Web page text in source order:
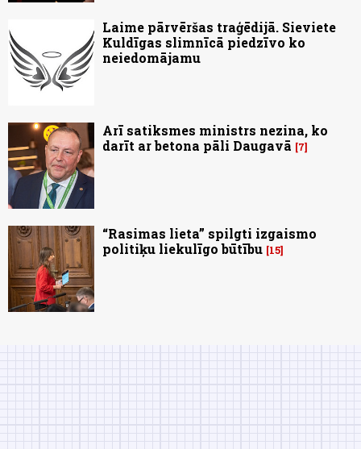
Laime pārvēršas traģēdijā. Sieviete
Kuldīgas slimnīcā piedzīvo ko
neiedomājamu
Arī satiksmes ministrs nezina, ko
darīt ar betona pāli Daugavā
7
“Rasimas lieta” spilgti izgaismo
politiķu liekulīgo būtību 15